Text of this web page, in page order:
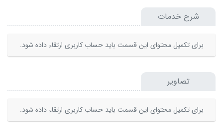
شرح خدمات
برای تکمیل محتوای این قسمت باید حساب کاربری ارتقاء داده شود.
تصاویر
برای تکمیل محتوای این قسمت باید حساب کاربری ارتقاء داده شود.